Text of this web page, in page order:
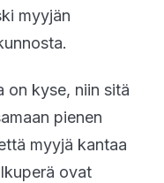
myyjän
on kyse, niin sitä
pienen
myyjä kantaa
ovat